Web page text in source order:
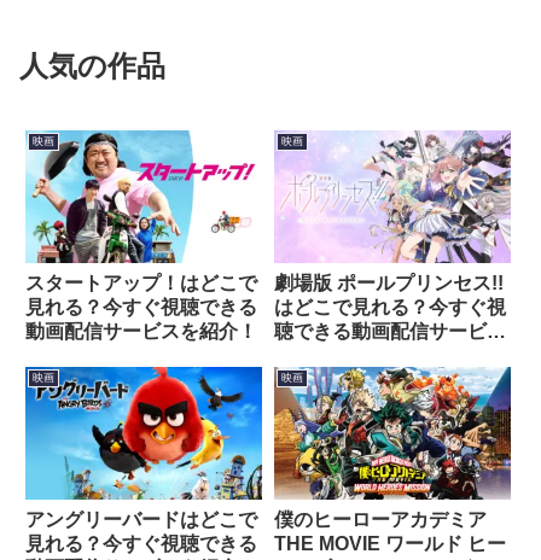
人気の作品
映画
スタートアップ！はどこで
見れる？今すぐ視聴できる
動画配信サービスを紹介！
映画
劇場版 ポールプリンセス!!
はどこで見れる？今すぐ視
聴できる動画配信サービス
映画
アングリーバードはどこで
見れる？今すぐ視聴できる
映画
僕のヒーローアカデミア
THE MOVIE ワールド ヒー